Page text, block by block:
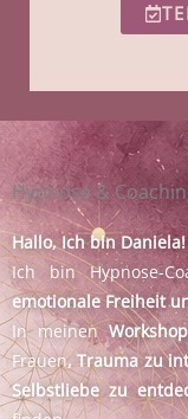
Hypnose &
Hallo, Ich bin Daniela!
Ich bin Hypnose-
emotionale Freiheit
In meinen
Frauen, Trauma zu
Selbstliebe zu